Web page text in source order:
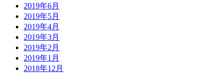
2019年6月
2019年5月
2019年4月
2019年3月
2019年2月
2019年1月
2018年12月